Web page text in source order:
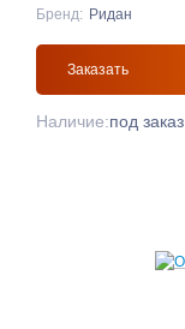
Бренд: Ридан
Заказать
Наличие:под заказ